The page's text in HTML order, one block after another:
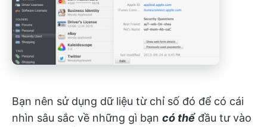
Bạn nên sử dụng dữ liệu từ chỉ số đó để có cái
nhìn sâu sắc về những gì bạn có thểđầu tư vào